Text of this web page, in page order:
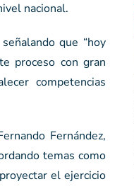
nacional.
que “hoy
proceso con gran
competencias
Fernández,
temas como
el ejercicio